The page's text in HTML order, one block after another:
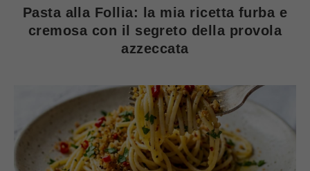
Pasta alla Follia: la mia ricetta furba e
cremosa con il segreto della provola
azzeccata